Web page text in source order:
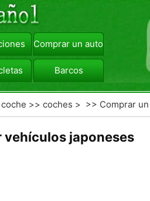
Comprar un automóvil
Barcos
>>coches > >> Comprar un
japoneses